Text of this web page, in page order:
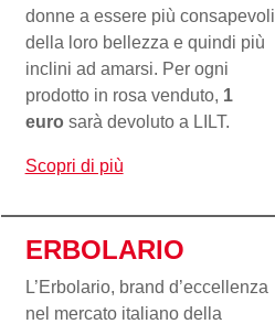
donne a essere più consapevoli
della loro bellezza e quindi più
inclini ad amarsi. Per ogni
prodotto in rosa venduto, 1
euro sarà devoluto a LILT.
Scopri di più
ERBOLARIO
L’Erbolario, brand d’eccellenza
nel mercato italiano della